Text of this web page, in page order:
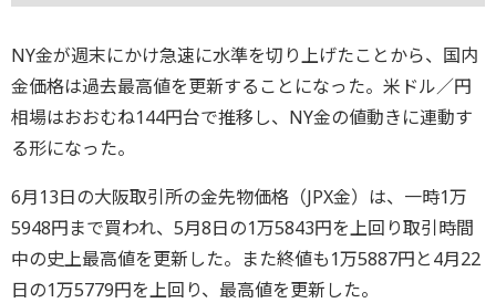
NY金が週末にかけ急速に水準を切り上げたことから、国内
金価格は過去最高値を更新することになった。米ドル／円
相場はおおむね144円台で推移し、NY金の値動きに連動す
る形になった。
6月13日の大阪取引所の金先物価格（JPX金）は、一時1万
5948円まで買われ、5月8日の1万5843円を上回り取引時間
中の史上最高値を更新した。また終値も1万5887円と4月22
日の1万5779円を上回り、最高値を更新した。